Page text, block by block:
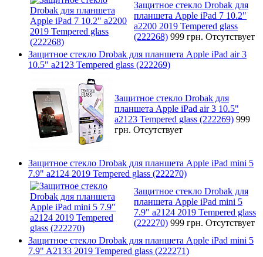
Защитное стекло Drobak для
планшета Apple iPad 7 10.2"
a2200 2019 Tempered glass
(222268) 999 грн. Отсутствует
Защитное стекло Drobak для планшета Apple iPad air 3
10.5" a2123 Tempered glass (222269)
Защитное стекло Drobak для
планшета Apple iPad air 3 10.5"
a2123 Tempered glass (222269) 999
грн. Отсутствует
Защитное стекло Drobak для планшета Apple iPad mini 5
7.9" a2124 2019 Tempered glass (222270)
Защитное стекло Drobak для
планшета Apple iPad mini 5
7.9" a2124 2019 Tempered glass
(222270) 999 грн. Отсутствует
Защитное стекло Drobak для планшета Apple iPad mini 5
7.9" A2133 2019 Tempered glass (222271)